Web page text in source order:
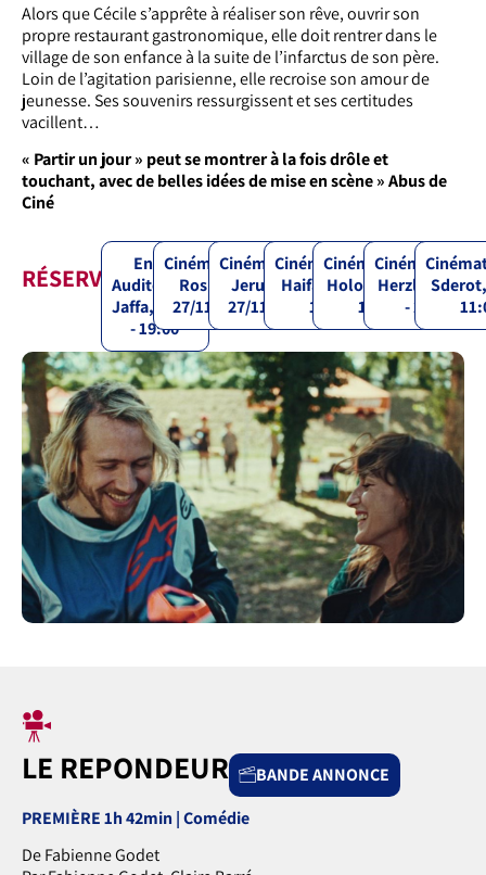
Alors que Cécile s’apprête à réaliser son rêve, ouvrir son
propre restaurant gastronomique, elle doit rentrer dans le
village de son enfance à la suite de l’infarctus de son père.
Loin de l’agitation parisienne, elle recroise son amour de
jeunesse. Ses souvenirs ressurgissent et ses certitudes
vacillent…
« Partir un jour » peut se montrer à la fois drôle et
touchant, avec de belles idées de mise en scène » Abus de
Ciné
RÉSERVATIONS
Ennis
Auditorium
Jaffa, 27/11
- 19:00
Cinémathèque
Rosh Pina,
27/11 - 20:30
Cinémathèque
Jerusalem,
27/11 - 20:30
Cinémathèque
Haifa, 28/11 -
19:30
Cinémathèque
Holon, 29/11 -
18:00
Cinémathèque
Herzliya, 4/12
- 20:30
LE REPONDEUR
BANDE ANNONCE
PREMIÈRE 1h 42min | Comédie
De Fabienne Godet